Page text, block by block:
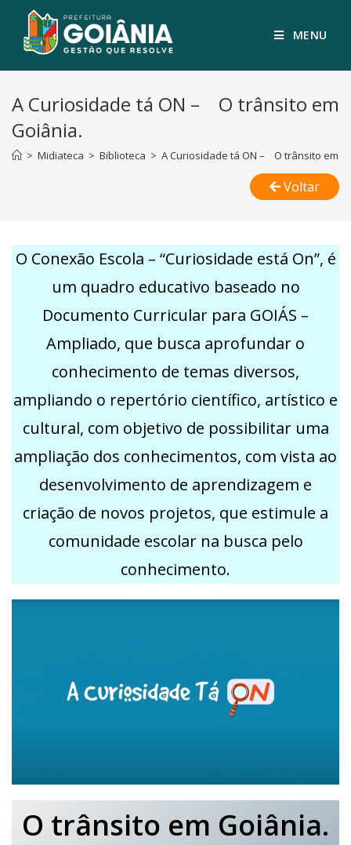
MENU
A Curiosidade tá ON – O trânsito em
Goiânia.
> Midiateca > Biblioteca > A Curiosidade tá ON – O trânsito em
Voltar
O Conexão Escola – “Curiosidade está On”, é
um quadro educativo baseado no
Documento Curricular para GOIÁS –
Ampliado, que busca aprofundar o
conhecimento de temas diversos,
ampliando o repertório científico, artístico e
cultural, com objetivo de possibilitar uma
ampliação dos conhecimentos, com vista ao
desenvolvimento de aprendizagem e
criação de novos projetos, que estimule a
comunidade escolar na busca pelo
conhecimento.
O trânsito em Goiânia.